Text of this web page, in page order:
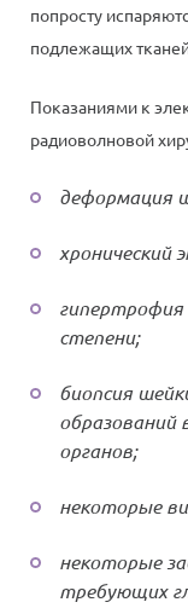
попросту
подлежащих
Показаниями к
радиоволновой
деформация
хронический
гипертрофия
степени;
биопсия
органов;
некоторые
некоторые
требующих